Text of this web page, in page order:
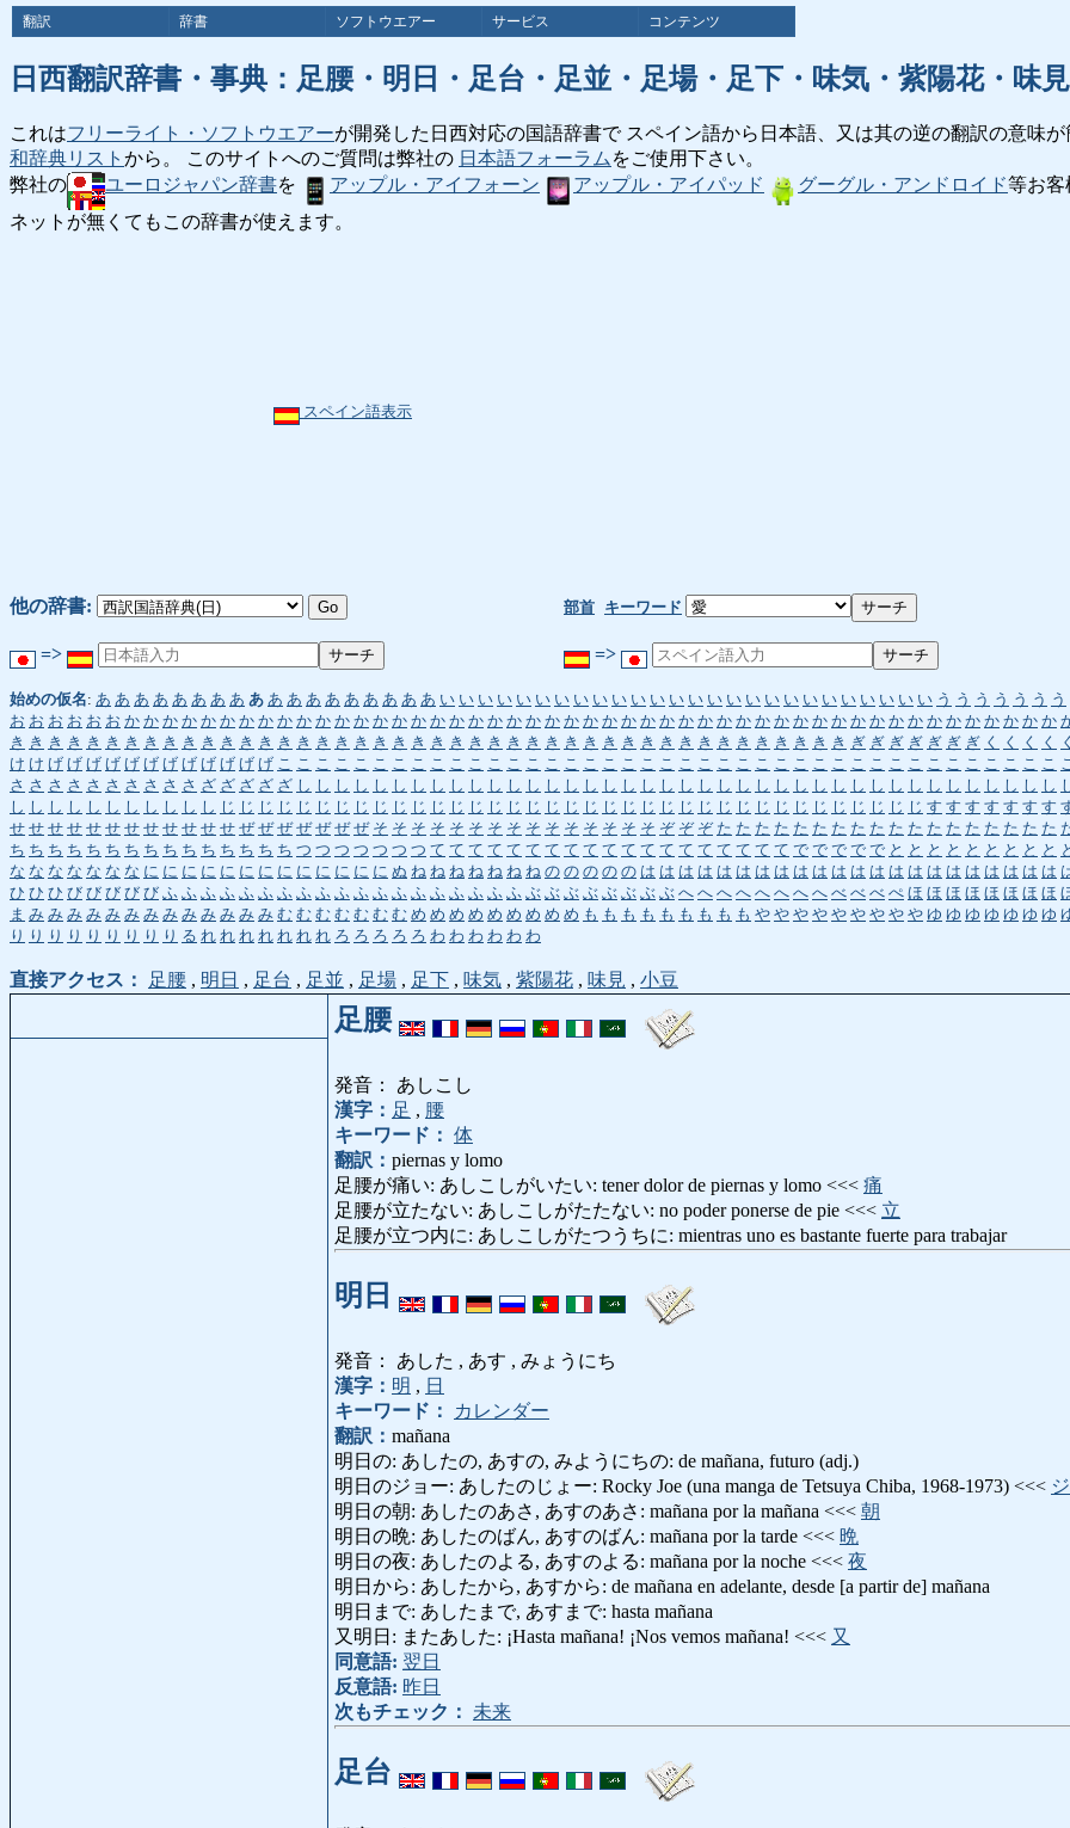
翻訳 辞書 ソフトウエアー サービス コンテンツ
日西翻訳辞書・事典：足腰・明日・足台・足並・足場・足下・味気・紫陽花・味
これはフリーライト・ソフトウエアーが開発した日西対応の国語辞書で スペイン語から日本語、又は其の逆の翻訳の意味
和辞典リスト から。 このサイトへのご質問は弊社の 日本語フォーラム をご使用下さい。
弊社の
ユーロジャパン辞書を アップル・アイフォーン アップル・アイパッド グーグル・アンドロイド等お客
ネットが無くてもこの辞書が使えます。
スペイン語表示
他の辞書: 部首 キーワード
=> =>
始めの仮名: あ あ あ あ あ あ あ あ あ あ あ あ あ あ あ あ あ あ い い い い い い い い い い い い い い い い い い い い い い い い い い う う う う う う う
お お お お お お か か か か か か か か か か か か か か か か か か か か か か か か か か か か か か か か か か か か か か か か か か か か か か か か か
き き き き き き き き き き き き き き き き き き き き き き き き き き き き き き き き き き き き き き き き き き き き ぎ ぎ ぎ ぎ ぎ ぎ ぎ く く く く
け け げ げ げ げ げ げ げ げ げ げ げ げ こ こ こ こ こ こ こ こ こ こ こ こ こ こ こ こ こ こ こ こ こ こ こ こ こ こ こ こ こ こ こ こ こ こ こ こ こ こ こ こ こ
さ さ さ さ さ さ さ さ さ さ ざ ざ ざ ざ ざ し し し し し し し し し し し し し し し し し し し し し し し し し し し し し し し し し し し し し し し し
し し し し し し し し し し し じ じ じ じ じ じ じ じ じ じ じ じ じ じ じ じ じ じ じ じ じ じ じ じ じ じ じ じ じ じ じ じ じ じ じ じ じ す す す す す す す
せ せ せ せ せ せ せ せ せ せ せ せ ぜ ぜ ぜ ぜ ぜ ぜ ぜ そ そ そ そ そ そ そ そ そ そ そ そ そ そ そ ぞ ぞ ぞ た た た た た た た た た た た た た た た た た た
ち ち ち ち ち ち ち ち ち ち ち ち ち ち ち つ つ つ つ つ つ つ て て て て て て て て て て て て て て て て て て て で で で で で と と と と と と と と と
な な な な な な な に に に に に に に に に に に に に ぬ ね ね ね ね ね ね ね の の の の の は は は は は は は は は は は は は は は は は は は は は は
ひ ひ ひ び び び び び ふ ふ ふ ふ ふ ふ ふ ふ ふ ふ ふ ふ ふ ふ ふ ふ ふ ふ ふ ぶ ぶ ぶ ぶ ぶ ぶ ぶ ぶ へ へ へ へ へ へ へ へ べ べ べ ぺ ほ ほ ほ ほ ほ ほ ほ ほ
ま み み み み み み み み み み み み み む む む む む む む め め め め め め め め め も も も も も も も も も や や や や や や や や や ゆ ゆ ゆ ゆ ゆ ゆ ゆ
り り り り り り り り り る れ れ れ れ れ れ れ ろ ろ ろ ろ ろ わ わ わ わ わ わ
直接アクセス： 足腰 , 明日 , 足台 , 足並 , 足場 , 足下 , 味気 , 紫陽花 , 味見 , 小豆
足腰
発音： あしこし
漢字： 足 , 腰
キーワード： 体
翻訳： piernas y lomo
足腰が痛い: あしこしがいたい: tener dolor de piernas y lomo <<< 痛
足腰が立たない: あしこしがたたない: no poder ponerse de pie <<< 立
足腰が立つ内に: あしこしがたつうちに: mientras uno es bastante fuerte para trabajar
明日
発音： あした , あす , みょうにち
漢字： 明 , 日
キーワード：
カレンダー
翻訳： mañana
明日の: あしたの, あすの, みようにちの: de mañana, futuro (adj.)
明日のジョー: あしたのじょー: Rocky Joe (una manga de Tetsuya Chiba, 1968-1973) <<<
明日の朝: あしたのあさ, あすのあさ: mañana por la mañana <<< 朝
明日の晩: あしたのばん, あすのばん: mañana por la tarde <<< 晩
明日の夜: あしたのよる, あすのよる: mañana por la noche <<< 夜
明日から: あしたから, あすから: de mañana en adelante, desde [a partir de] mañana
明日まで: あしたまで, あすまで: hasta mañana
又明日: またあした: ¡Hasta mañana! ¡Nos vemos mañana! <<< 又
同意語: 翌日
反意語: 昨日
次もチェック：
未来
足台